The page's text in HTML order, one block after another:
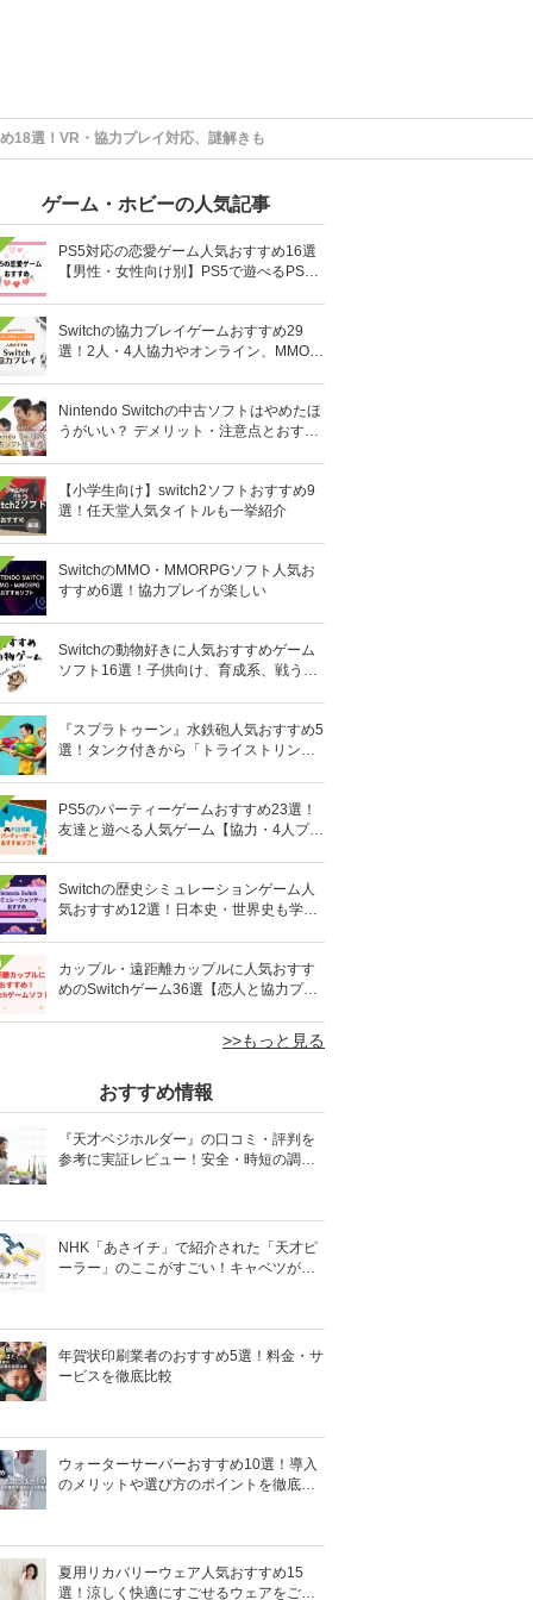
18選！VR・協力プレイ対応、謎解きも
ゲーム・ホビーの人気記事
PS5対応の恋愛ゲーム人気おすすめ16選
【男性・女性向け別】PS5で遊べるPS4
Switchの協力プレイゲームおすすめ29
選！2人・4人協力やオンライン、MMOR
Nintendo Switchの中古ソフトはやめたほ
うがいい？ デメリット・注意点とおすす
【小学生向け】switch2ソフトおすすめ9
選！任天堂人気タイトルも一挙紹介
SwitchのMMO・MMORPGソフト人気お
すすめ6選！協力プレイが楽しい
Switchの動物好きに人気おすすめゲーム
ソフト16選！子供向け、育成系、戦う格
『スプラトゥーン』水鉄砲人気おすすめ5
選！タンク付きから「トライストリンガ
PS5のパーティーゲームおすすめ23選！
友達と遊べる人気ゲーム【協力・4人プレ
Switchの歴史シミュレーションゲーム人
気おすすめ12選！日本史・世界史も学べ
カップル・遠距離カップルに人気おすす
めのSwitchゲーム36選【恋人と協力プレ
>>もっと見る
おすすめ情報
『天才ベジホルダー』の口コミ・評判を
参考に実証レビュー！安全・時短の調理
NHK「あさイチ」で紹介された「天才ピ
ーラー」のここがすごい！キャベツがほ
年賀状印刷業者のおすすめ5選！料金・サ
ービスを徹底比較
ウォーターサーバーおすすめ10選！導入
のメリットや選び方のポイントを徹底解
夏用リカバリーウェア人気おすすめ15
選！涼しく快適にすごせるウェアをご紹